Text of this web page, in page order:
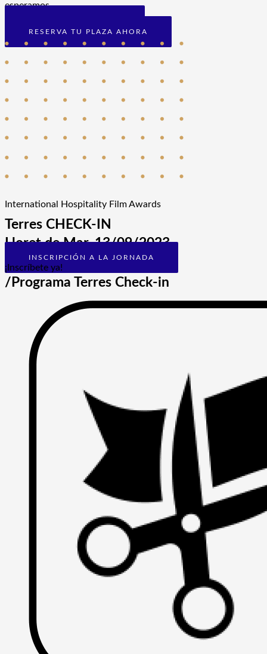
esperamos.
RESERVA TU PLAZA AHORA
International Hospitality Film Awards
Terres CHECK-IN
Lloret de Mar, 13/09/2023
INSCRIPCIÓN A LA JORNADA
¡Inscríbete ya!
/Programa Terres Check-in